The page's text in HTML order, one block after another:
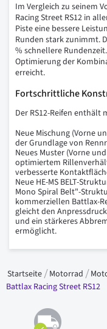
Im Vergleich zu seinem
Racing Street RS12 in
Piste eine bessere
Runden stark zunimmt.
% schnellere
Optimierung der
erreicht.
Fortschrittliche
Der RS12-Reifen enthält
Neue Mischung (Vorne
der Grundlage von
Neues Muster (Vorne
optimiertem
verbesserte
Neue HE-MS BELT-
Mono Spiral Belt"-
kommerziellen Battlax-
gleicht den
und ein stärkeres
ermöglicht.
Startseite Motorrad
Battlax Racing Street RS12